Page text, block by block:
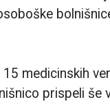
medicinskih
prispeli še